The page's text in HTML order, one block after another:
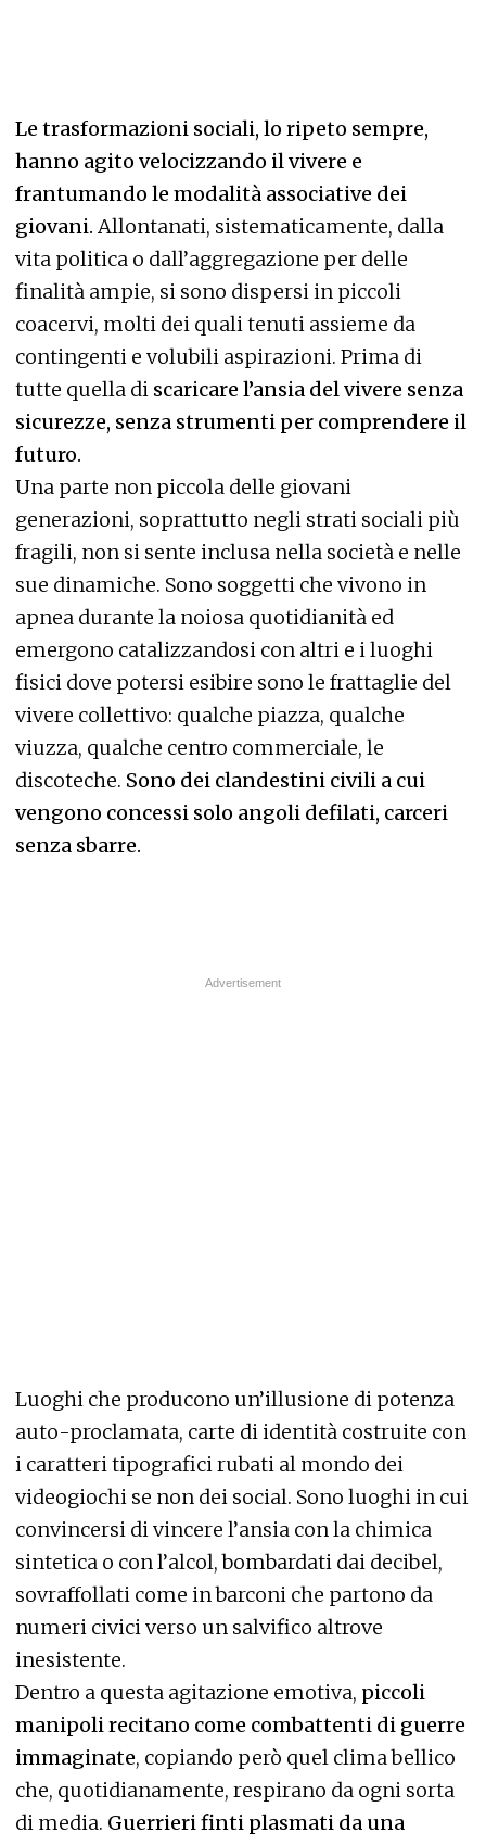
Le trasformazioni sociali, lo ripeto sempre,
hanno agito velocizzando il vivere e
frantumando le modalità associative dei
giovani. Allontanati, sistematicamente, dalla
vita politica o dall’aggregazione per delle
finalità ampie, si sono dispersi in piccoli
coacervi, molti dei quali tenuti assieme da
contingenti e volubili aspirazioni. Prima di
tutte quella di scaricare l’ansia del vivere senza
sicurezze, senza strumenti per comprendere il
futuro.
Una parte non piccola delle giovani
generazioni, soprattutto negli strati sociali più
fragili, non si sente inclusa nella società e nelle
sue dinamiche. Sono soggetti che vivono in
apnea durante la noiosa quotidianità ed
emergono catalizzandosi con altri e i luoghi
fisici dove potersi esibire sono le frattaglie del
vivere collettivo: qualche piazza, qualche
viuzza, qualche centro commerciale, le
discoteche. Sono dei clandestini civili a cui
vengono concessi solo angoli defilati, carceri
senza sbarre.
Luoghi che producono un’illusione di potenza
auto-proclamata, carte di identità costruite con
i caratteri tipografici rubati al mondo dei
videogiochi se non dei social. Sono luoghi in cui
convincersi di vincere l’ansia con la chimica
sintetica o con l’alcol, bombardati dai decibel,
sovraffollati come in barconi che partono da
numeri civici verso un salvifico altrove
inesistente.
Dentro a questa agitazione emotiva, piccoli
manipoli recitano come combattenti di guerre
immaginate, copiando però quel clima bellico
che, quotidianamente, respirano da ogni sorta
di media. Guerrieri finti plasmati da una